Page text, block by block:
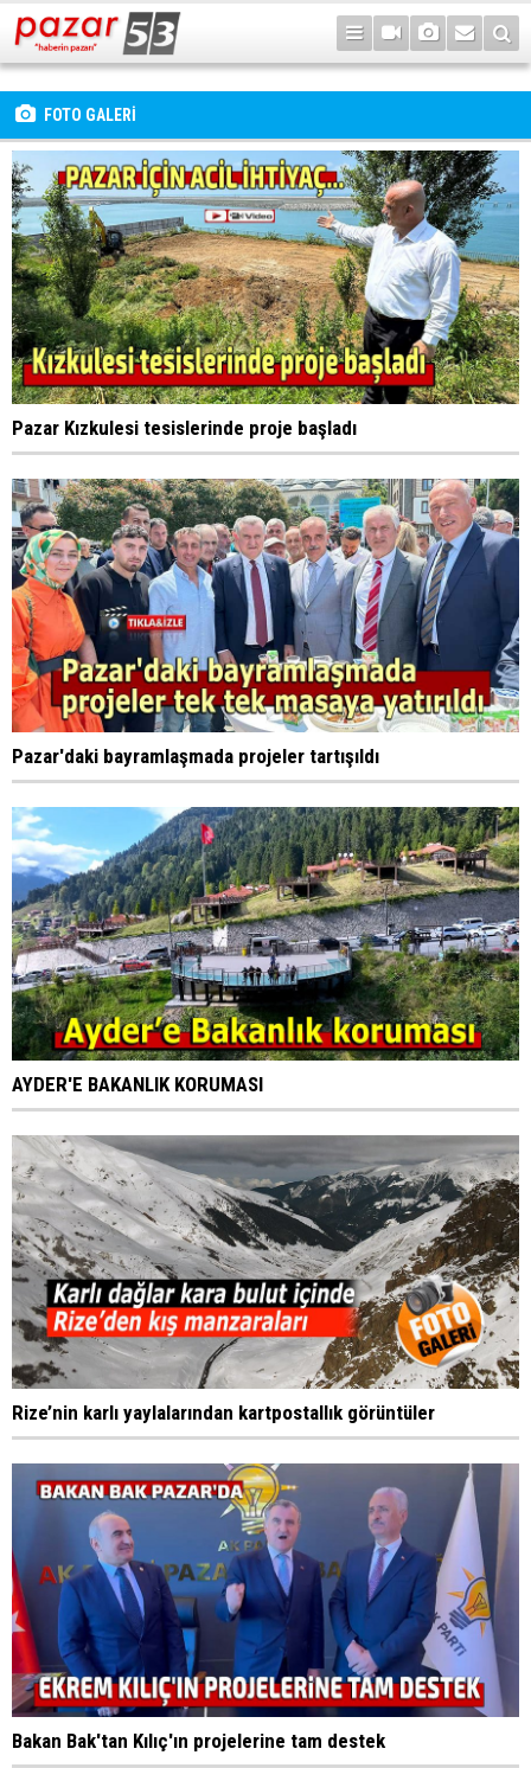
FOTO GALERİ
Pazar Kızkulesi tesislerinde proje başladı
Pazar'daki bayramlaşmada projeler tartışıldı
AYDER'E BAKANLIK KORUMASI
Rize’nin karlı yaylalarından kartpostallık görüntüler
Bakan Bak'tan Kılıç'ın projelerine tam destek